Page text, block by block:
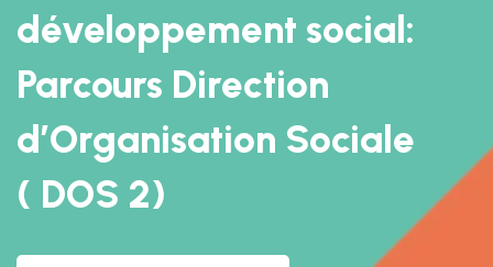
développement social:
Parcours Direction
d’Organisation Sociale
( DOS 2)